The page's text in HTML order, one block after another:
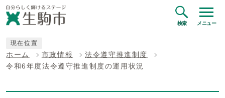
検索 メニュー
現在位置
ホーム 市政情報
法令遵守推進制度
令和6年度法令遵守推進制度の運用状況